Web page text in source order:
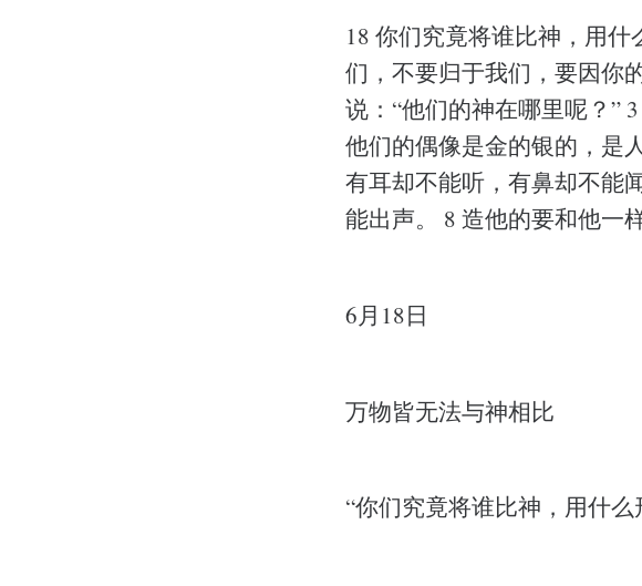
18 你们究竟将谁比神，用
们，不要归于我们，要因你
说：“他们的神在哪里呢？”
他们的偶像是金的银的，是
有耳却不能听，有鼻却不能
能出声。 8 造他的要和他一
6月18日
万物皆无法与神相比
“你们究竟将谁比神，用什